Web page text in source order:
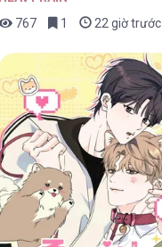
23/04/2026
23/04/2026
767
1 22 giờ trước